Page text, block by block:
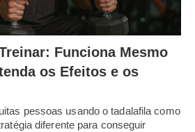
Funciona Mesmo
os Efeitos e os
pessoas usando o tadalafila como
diferente para conseguir